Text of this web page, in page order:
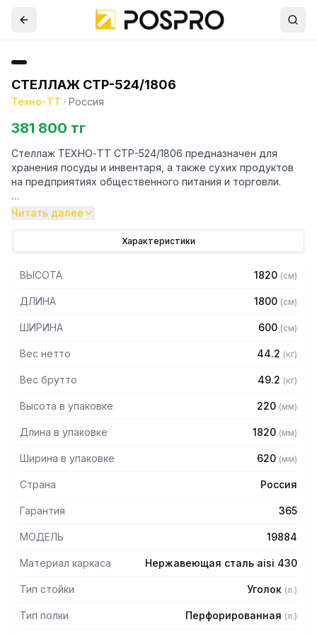
СТЕЛЛАЖ СТР-524/1806
Техно-ТТ · Россия
381 800 тг
Стеллаж ТЕХНО-ТТ СТР-524/1806 предназначен для
хранения посуды и инвентаря, а также сухих продуктов
на предприятиях общественного питания и торговли.
Особенности:
— Стеллаж технологический разборный
— Четыре перфорированные полки из нержавеющей
стали марки AISI 430 толщиной 0,8 мм
— Расстояние между полками регулируемое с шагом 50
мм
— Стеллаж поставляется в разобранном виде
Читать далее
Характеристики
ВЫСОТА 1820 (см)
ДЛИНА 1800 (см)
ШИРИНА 600 (см)
Вес нетто 44.2 (кг)
Вес брутто 49.2 (кг)
Высота в упаковке 220 (мм)
Длина в упаковке 1820 (мм)
Ширина в упаковке 620 (мм)
Страна Россия
Гарантия 365
МОДЕЛЬ 19884
Материал каркаса Нержавеющая сталь aisi 430
Тип стойки Уголок (л.)
Тип полки Перфорированная (л.)